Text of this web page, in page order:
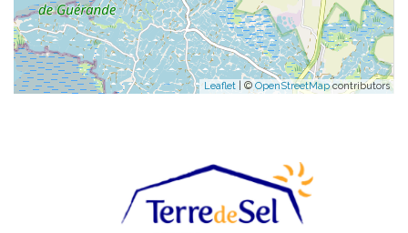
Leaflet | © OpenStreetMapcontributors